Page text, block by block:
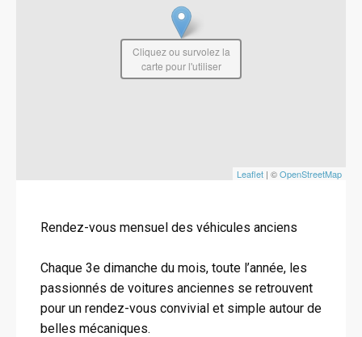
Leaflet | ©OpenStreetMap
Cliquez ou survolez la
carte pour l'utiliser
Rendez-vous mensuel des véhicules anciens
Chaque 3e dimanche du mois, toute l’année, les
passionnés de voitures anciennes se retrouvent
pour un rendez-vous convivial et simple autour de
belles mécaniques.